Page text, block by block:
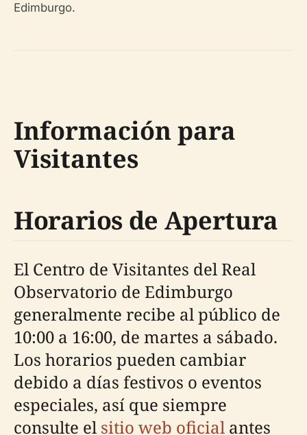
Edimburgo.
Información para
Visitantes
Horarios de Apertura
El Centro de Visitantes del Real
Observatorio de Edimburgo
generalmente recibe al público de
10:00 a 16:00, de martes a sábado.
Los horarios pueden cambiar
debido a días festivos o eventos
especiales, así que siempre
consulte elsitio web oficialantes